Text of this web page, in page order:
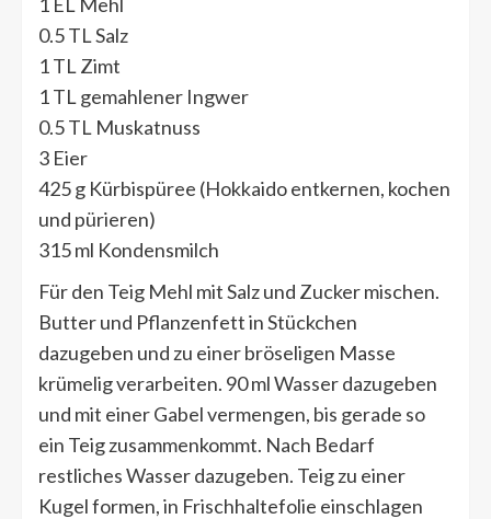
0.5 TL Salz
1 TL Zimt
1 TL gemahlener Ingwer
0.5 TL Muskatnuss
3 Eier
425 g Kürbispüree (Hokkaido entkernen, kochen
und pürieren)
315 ml Kondensmilch
Für den Teig Mehl mit Salz und Zucker mischen.
Butter und Pflanzenfett in Stückchen
dazugeben und zu einer bröseligen Masse
krümelig verarbeiten. 90 ml Wasser dazugeben
und mit einer Gabel vermengen, bis gerade so
ein Teig zusammenkommt. Nach Bedarf
restliches Wasser dazugeben. Teig zu einer
Kugel formen, in Frischhaltefolie einschlagen